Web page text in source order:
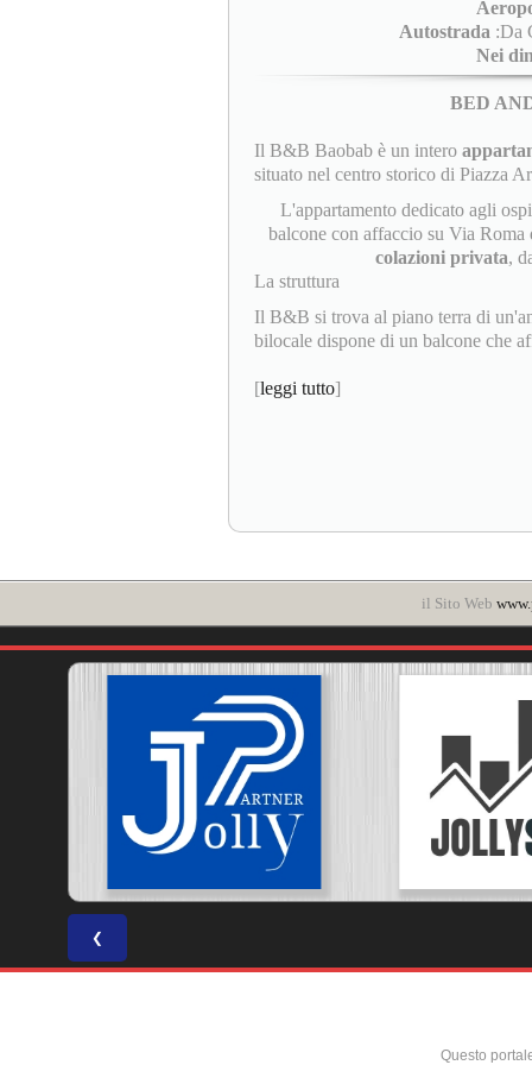
Autostrada :Da
Nei
BED
Il B&B Baobab è un intero
situato nel centro storico di Piazza
L'appartamento dedicato agli
balcone con affaccio su Via
colazioni privata,
La struttura
Il B&B si trova al piano terra di
bilocale dispone di un balcone che
[leggi tutto]
il Sito Web
❮
Questo